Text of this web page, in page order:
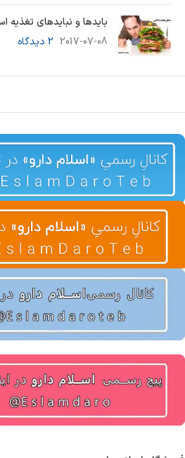
بایدها و نبایدهای تغذیه
2017-07-08 2 دیدگاه